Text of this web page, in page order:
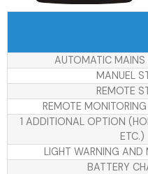
AUTOMATIC MAINS
MANUEL
REMOTE
REMOTE
1 ADDITIONAL OPTION
ETC.)
LIGHT WARNING AND
BATTERY